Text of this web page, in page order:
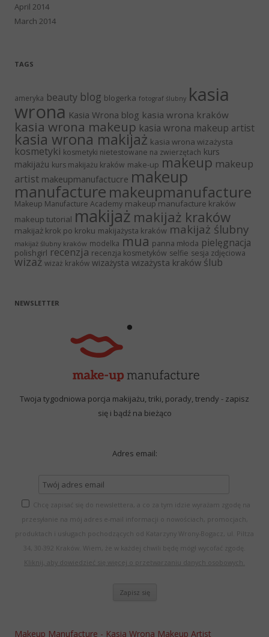
April 2014
March 2014
TAGS
ameryka beauty blog blogerka fotograf ślubny kasia
wrona Kasia Wrona blog kasia wrona kraków
kasia wrona makeup kasia wrona makeup artist
kasia wrona makijaż kasia wrona wizażysta
kosmetyki kosmetyki nietestowane na zwierzętach kurs
makijażu kurs makijażu kraków make-up makeup makeup
artist makeupmanufactucre makeup
manufacture makeupmanufacture
Makeup Manufacture Academy makeup manufacture kraków
makeup tutorial makijaż makijaż kraków
makijaż krok po kroku makijażysta kraków makijaż ślubny
makijaż ślubny kraków modelka mua panna młoda pielęgnacja
polishgirl recenzja recenzja kosmetyków selfie sesja zdjęciowa
wizaż wizaż kraków wizażysta wizażysta kraków ślub
NEWSLETTER
Twoja tygodniowa porcja makijażu, triki, porady, trendy - zapisz
się i bądź na bieżąco
Adres email:
Chcę zapisać się do newslettera, a co za tym idzie wyrażam zgodę na
przesyłanie na mój adres e-mail informacji o nowościach, promocjach,
produktach i usługach pochodzących od Katarzyny Wrony-Bogacz, ul. Piltza
34, 30-392 Kraków. Wiem, że w każdej chwili będę mógł wycofać zgodę.
Kliknij, aby dowiedzieć się więcej o przetwarzaniu danych osobowych.
Makeup Manufacture - Kasia Wrona Makeup Artist